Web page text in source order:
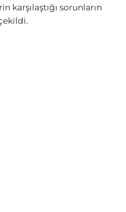
karşılaştığı sorunların